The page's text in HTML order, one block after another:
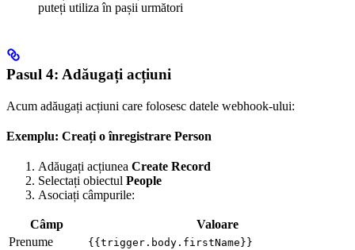
puteți utiliza în pașii următori
Pasul 4: Adăugați acțiuni
Acum adăugați acțiuni care folosesc datele webhook-ului:
Exemplu: Creați o înregistrare Person
Adăugați acțiunea Create Record
Selectați obiectul People
Asociați câmpurile:
Câmp
Valoare
Prenume
{{trigger.body.firstName}}